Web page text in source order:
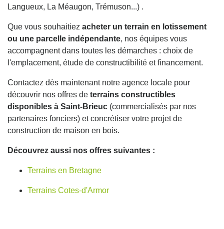
Langueux, La Méaugon, Trémuson...) .
Que vous souhaitiez acheter un terrain en lotissement
ou une parcelle indépendante, nos équipes vous
accompagnent dans toutes les démarches : choix de
l'emplacement, étude de constructibilité et financement.
Contactez dès maintenant notre agence locale pour
découvrir nos offres de terrains constructibles
disponibles à Saint-Brieuc (commercialisés par nos
partenaires fonciers) et concrétiser votre projet de
construction de maison en bois.
Découvrez aussi nos offres suivantes :
Terrains en Bretagne
Terrains Cotes-d'Armor